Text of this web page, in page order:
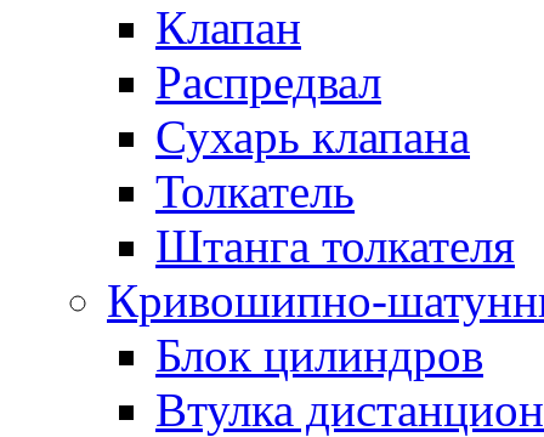
Клапан
Распредвал
Сухарь клапана
Толкатель
Штанга толкателя
Кривошипно-
Блок цилиндров
Втулка